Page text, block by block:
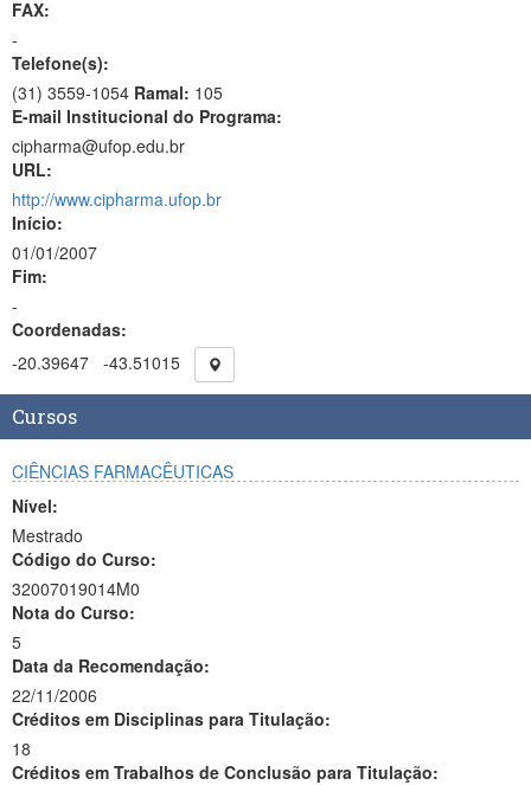
FAX:
-
Telefone(s):
(31) 3559-1054 Ramal: 105
E-mail Institucional do Programa:
cipharma@ufop.edu.br
URL:
http://www.cipharma.ufop.br
Início:
01/01/2007
Fim:
-
Coordenadas:
-20.39647 -43.51015
Cursos
CIÊNCIAS FARMACÊUTICAS
Nível:
Mestrado
Código do Curso:
32007019014M0
Nota do Curso:
5
Data da Recomendação:
22/11/2006
Créditos em Disciplinas para Titulação:
18
Créditos em Trabalhos de Conclusão para Titulação: